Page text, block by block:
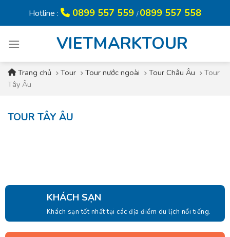
Hotline : 0899 557 559 /0899 557 558
VIETMARKTOUR
Trang chủ Tour Tour nước ngoài Tour Châu Âu
Tour
Tây Âu
TOUR TÂY ÂU
KHÁCH SẠN
Khách sạn tốt nhất tại các địa điểm du lịch nổi tiếng.